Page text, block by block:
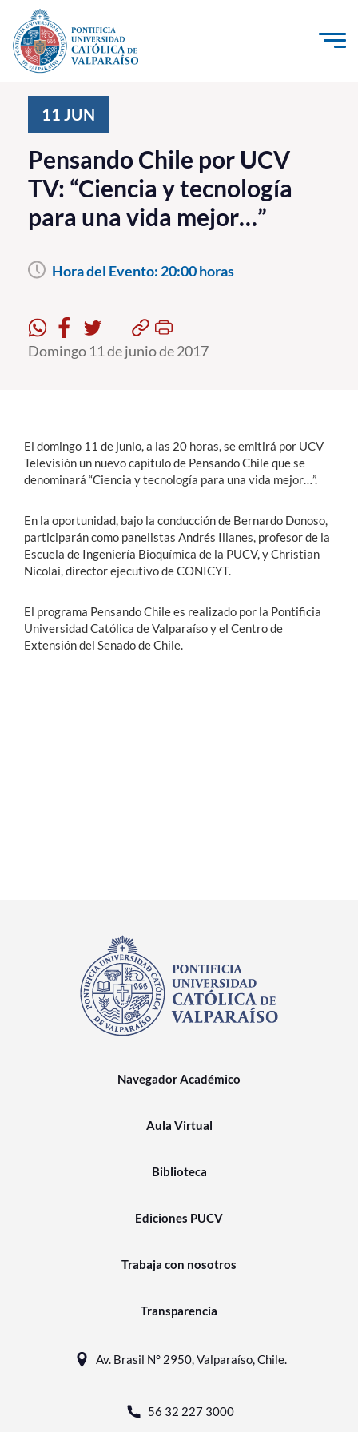
Click acá para ir directamente al contenido
Investigación, Creación e Innovación
PUCV Internacional
Vinculación con el Medio
Postgrado
Formación Continua
Funcionarios
English
11 JUN
Pensando Chile por UCV
TV: “Ciencia y tecnología
para una vida mejor…”
Hora del Evento: 20:00 horas
Domingo 11 de junio de 2017
El domingo 11 de junio, a las 20 horas, se emitirá por UCV
Televisión un nuevo capítulo de Pensando Chile que se
denominará “Ciencia y tecnología para una vida mejor…”.
En la oportunidad, bajo la conducción de Bernardo Donoso,
participarán como panelistas Andrés Illanes, profesor de la
Escuela de Ingeniería Bioquímica de la PUCV, y Christian
Nicolai, director ejecutivo de CONICYT.
El programa Pensando Chile es realizado por la Pontificia
Universidad Católica de Valparaíso y el Centro de
Extensión del Senado de Chile.
Navegador Académico
Aula Virtual
Biblioteca
Ediciones PUCV
Trabaja con nosotros
Transparencia
Av. Brasil N° 2950, Valparaíso, Chile.
56 32 227 3000